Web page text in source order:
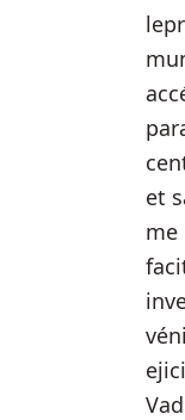
et
me